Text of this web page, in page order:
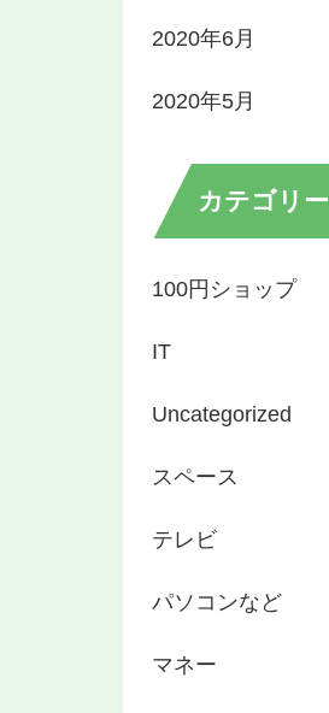
2020年6月
2020年5月
カテゴリー
100円ショップ
IT
Uncategorized
スペース
テレビ
パソコンなど
マネー